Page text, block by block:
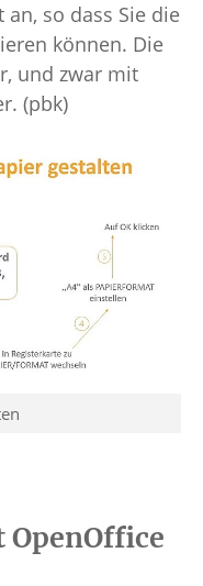
so dass Sie die
können. Die
und zwar mit
(pbk)